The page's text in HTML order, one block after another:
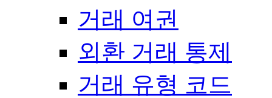
거래 여권
외환 거래 통제
거래 유형 코드